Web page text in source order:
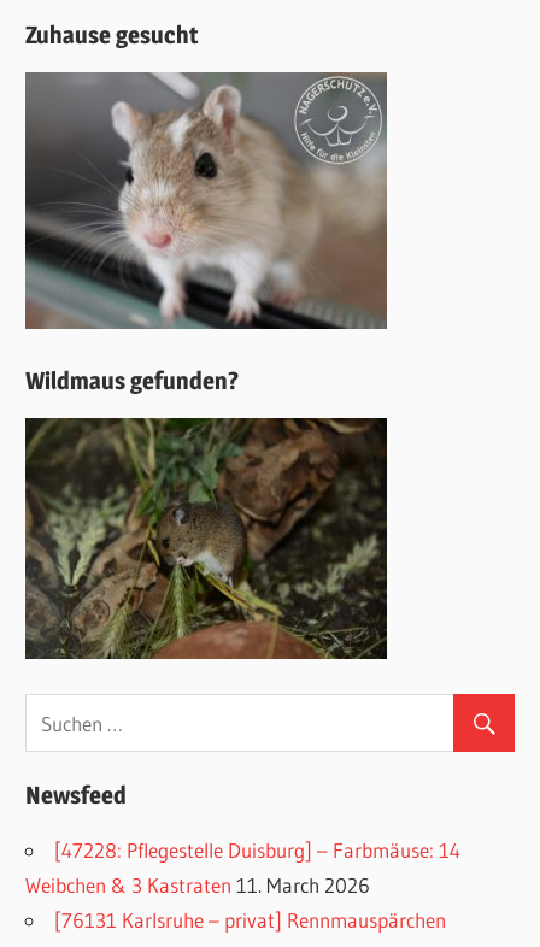
Zuhause gesucht
Wildmaus gefunden?
Newsfeed
[47228: Pflegestelle Duisburg] – Farbmäuse: 14
Weibchen & 3 Kastraten 11. March 2026
[76131 Karlsruhe – privat] Rennmauspärchen